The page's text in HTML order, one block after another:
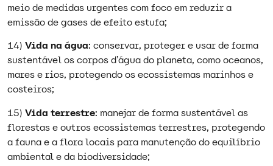
meio de medidas urgentes com foco em reduzir a
emissão de gases de efeito estufa;
14) Vida na água: conservar, proteger e usar de forma
sustentável os corpos d’água do planeta, como oceanos,
mares e rios, protegendo os ecossistemas marinhos e
costeiros;
15) Vida terrestre: manejar de forma sustentável as
florestas e outros ecossistemas terrestres, protegendo
a fauna e a flora locais para manutenção do equilíbrio
ambiental e da biodiversidade;